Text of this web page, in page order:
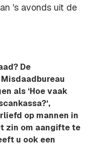
's avonds uit de
De
als ‘Hoe vaak
op mannen in
zin om aangifte te
u ook een